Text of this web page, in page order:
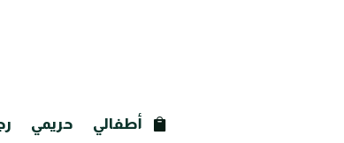
حريمي أطفالي